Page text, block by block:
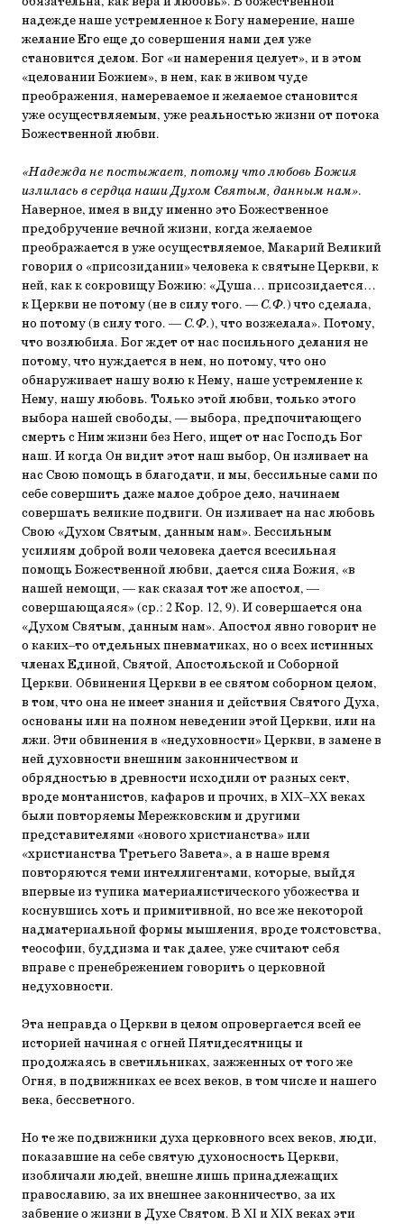
надежде наше устремленное к Богу намерение, наше
желание Его еще до совершения нами дел уже
становится делом. Бог «и намерения целует», и в этом
«целовании Божием», в нем, как в живом чуде
преображения, намереваемое и желаемое становится
уже осуществляемым, уже реальностью жизни от потока
Божественной любви.
«Надежда не постыжает, потому что любовь Божия
излилась в сердца наши Духом Святым, данным нам».
Наверное, имея в виду именно это Божественное
предобручение вечной жизни, когда желаемое
преображается в уже осуществляемое, Макарий Великий
говорил о «присозидании» человека к святыне Церкви, к
ней, как к сокровищу Божию: «Душа… присозидается…
к Церкви не потому (не в силу того. — С.Ф.) что сделала,
но потому (в силу того. — С.Ф.), что возжелала». Потому,
что возлюбила. Бог ждет от нас посильного делания не
потому, что нуждается в нем, но потому, что оно
обнаруживает нашу волю к Нему, наше устремление к
Нему, нашу любовь. Только этой любви, только этого
выбора нашей свободы, — выбора, предпочитающего
смерть с Ним жизни без Него, ищет от нас Господь Бог
наш. И когда Он видит этот наш выбор, Он изливает на
нас Свою помощь в благодати, и мы, бессильные сами по
себе совершить даже малое доброе дело, начинаем
совершать великие подвиги. Он изливает на нас любовь
Свою «Духом Святым, данным нам». Бессильным
усилиям доброй воли человека дается всесильная
помощь Божественной любви, дается сила Божия, «в
нашей немощи, — как сказал тот же апостол, —
совершающаяся» (ср.: 2 Кор. 12, 9). И совершается она
«Духом Святым, данным нам». Апостол явно говорит не
о каких–то отдельных пневматиках, но о всех истинных
членах Единой, Святой, Апостольской и Соборной
Церкви. Обвинения Церкви в ее святом соборном целом,
в том, что она не имеет знания и действия Святого Духа,
основаны или на полном неведении этой Церкви, или на
лжи. Эти обвинения в «недуховности» Церкви, в замене в
ней духовности внешним законничеством и
обрядностью в древности исходили от разных сект,
вроде монтанистов, кафаров и прочих, в XIX–XX веках
были повторяемы Мережковским и другими
представителями «нового христианства» или
«христианства Третьего Завета», а в наше время
повторяются теми интеллигентами, которые, выйдя
впервые из тупика материалистического убожества и
коснувшись хоть и примитивной, но все же некоторой
надматериальной формы мышления, вроде толстовства,
теософии, буддизма и так далее, уже считают себя
вправе с пренебрежением говорить о церковной
недуховности.
Эта неправда о Церкви в целом опровергается всей ее
историей начиная с огней Пятидесятницы и
продолжаясь в светильниках, зажженных от того же
Огня, в подвижниках ее всех веков, в том числе и нашего
века, бессветного.
Но те же подвижники духа церковного всех веков, люди,
показавшие на себе святую духоносность Церкви,
изобличали людей, внешне лишь принадлежащих
православию, за их внешнее законничество, за их
забвение о жизни в Духе Святом. В XI и XIX веках эти